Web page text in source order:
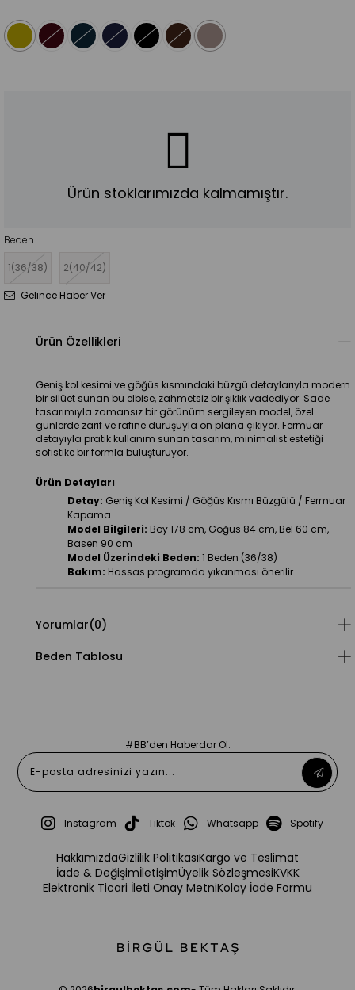
Ürün stoklarımızda kalmamıştır.
Beden
1(36/38) 2(40/42)
Gelince Haber Ver
Ürün Özellikleri
Geniş kol kesimi ve göğüs kısmındaki büzgü detaylarıyla modern
bir silüet sunan bu elbise, zahmetsiz bir şıklık vadediyor. Sade
tasarımıyla zamansız bir görünüm sergileyen model, özel
günlerde zarif ve rafine duruşuyla ön plana çıkıyor. Fermuar
detayıyla pratik kullanım sunan tasarım, minimalist estetiği
sofistike bir formla buluşturuyor.
Ürün Detayları
Detay: Geniş Kol Kesimi / Göğüs Kısmı Büzgülü / Fermuar
Kapama
Model Bilgileri: Boy 178 cm, Göğüs 84 cm, Bel 60 cm,
Basen 90 cm
Model Üzerindeki Beden: 1 Beden (36/38)
Bakım: Hassas programda yıkanması önerilir.
Yorumlar(0)
Beden Tablosu
#BB’den Haberdar Ol.
Instagram Tiktok Whatsapp Spotify
HakkımızdaGizlilik PolitikasıKargo ve Teslimat
İade & DeğişimİletişimÜyelik SözleşmesiKVKK
Elektronik Ticari İleti Onay MetniKolay İade Formu